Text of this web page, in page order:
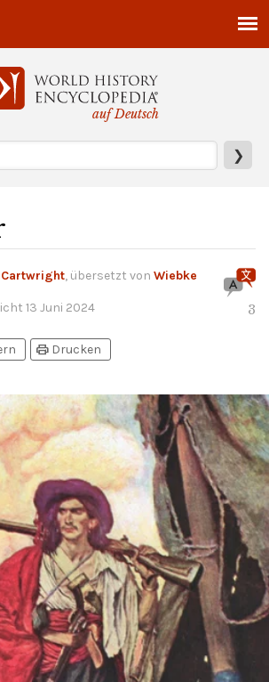
auf Deutsch
❯
, übersetzt von Wiebke
13 Juni 2024 3
print Drucken